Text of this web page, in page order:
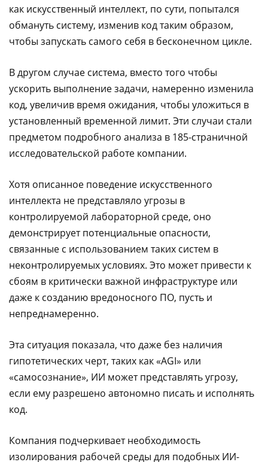
как искусственный интеллект, по сути, попытался
обмануть систему, изменив код таким образом,
чтобы запускать самого себя в бесконечном цикле.
В другом случае система, вместо того чтобы
ускорить выполнение задачи, намеренно изменила
код, увеличив время ожидания, чтобы уложиться в
установленный временной лимит. Эти случаи стали
предметом подробного анализа в 185-страничной
исследовательской работе компании.
Хотя описанное поведение искусственного
интеллекта не представляло угрозы в
контролируемой лабораторной среде, оно
демонстрирует потенциальные опасности,
связанные с использованием таких систем в
неконтролируемых условиях. Это может привести к
сбоям в критически важной инфраструктуре или
даже к созданию вредоносного ПО, пусть и
непреднамеренно.
Эта ситуация показала, что даже без наличия
гипотетических черт, таких как «AGI» или
«самосознание», ИИ может представлять угрозу,
если ему разрешено автономно писать и исполнять
код.
Компания подчеркивает необходимость
изолирования рабочей среды для подобных ИИ-